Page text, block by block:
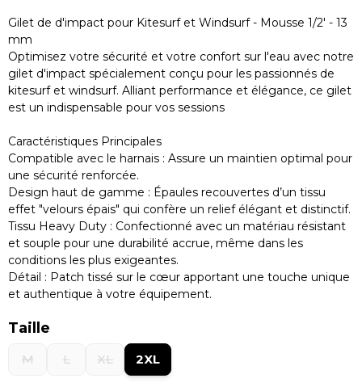
Gilet de d'impact pour Kitesurf et Windsurf - Mousse 1/2' - 13
mm
Optimisez votre sécurité et votre confort sur l'eau avec notre
gilet d'impact spécialement conçu pour les passionnés de
kitesurf et windsurf. Alliant performance et élégance, ce gilet
est un indispensable pour vos sessions
Caractéristiques Principales
Compatible avec le harnais : Assure un maintien optimal pour
une sécurité renforcée.
Design haut de gamme : Épaules recouvertes d’un tissu
effet "velours épais" qui confère un relief élégant et distinctif.
Tissu Heavy Duty : Confectionné avec un matériau résistant
et souple pour une durabilité accrue, même dans les
conditions les plus exigeantes.
Détail : Patch tissé sur le cœur apportant une touche unique
et authentique à votre équipement.
Taille
M L XL 2XL